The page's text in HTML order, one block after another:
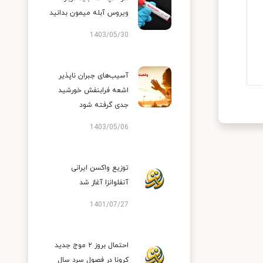
ویروس آبله میمون بدانید
1403/05/30
آسیب‌های جبران ناپذیر
اشعه فرابنفش خورشید
جدی گرفته شود
1403/05/06
توزیع واکسن ایرانی
آنفلوانزا آغاز شد
1401/07/27
احتمال بروز ۲ موج جدید
کرونا در فصول سرد سال